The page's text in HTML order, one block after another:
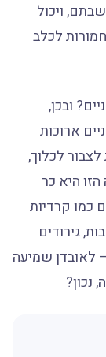
ויכול
לכלב
ובכן,
ארוכות
לכלוך,
היא כר
כמו קרדיות
גירודים
לאובדן שמיעה